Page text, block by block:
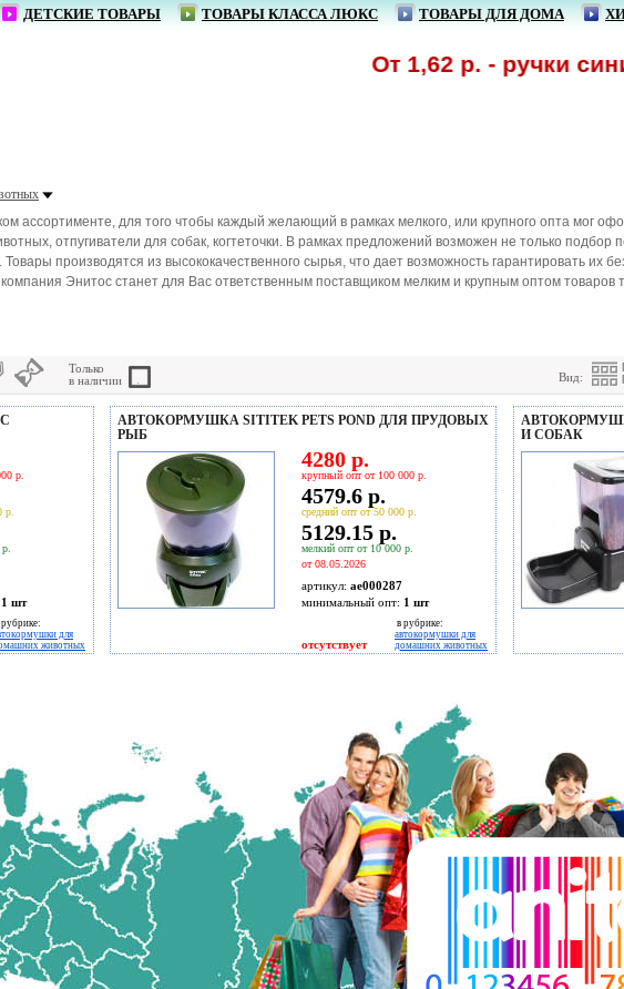
ДЕТСКИЕ ТОВАРЫ ТОВАРЫ КЛАССА ЛЮКС ТОВАРЫ ДЛЯ ДОМА
От 1,62 р. - ручки
ассортименте, для того чтобы каждый желающий в рамках мелкого, или крупного опта мог
отпугиватели для собак, когтеточки. В рамках предложений возможен не только
производятся из высококачественного сырья, что дает возможность гарантировать их
Энитос станет для Вас ответственным поставщиком мелким и крупным оптом товаров
Только
в наличии
Вид:
р.
р.
1 шт
рубрике:
для
животных
АВТОКОРМУШКА SITITEK PETS POND ДЛЯ ПРУДОВЫХ
РЫБ
4280 р.
крупный опт от 100 000 р.
4579.6 р.
средний опт от 50 000 р.
5129.15 р.
мелкий опт от 10 000 р.
от 08.05.2026
артикул: ae000287
минимальный опт: 1 шт
отсутствует
в рубрике:
автокормушки для
домашних животных
И СОБАК